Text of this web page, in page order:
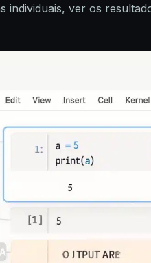
individuais, ver os